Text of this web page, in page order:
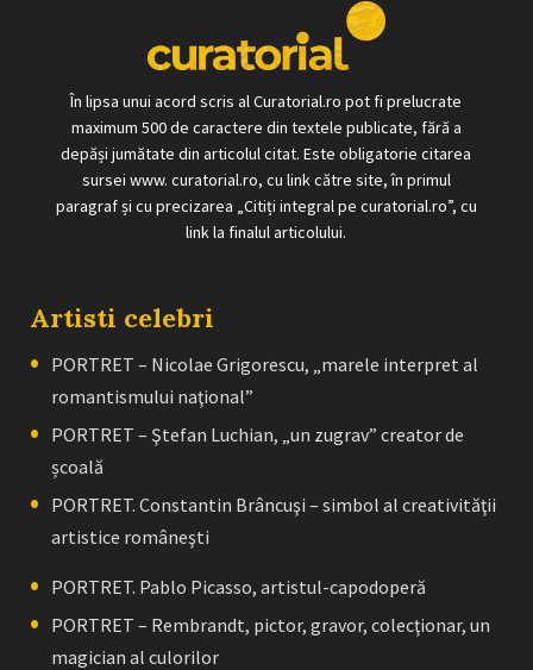
În lipsa unui acord scris al Curatorial.ro pot fi prelucrate
maximum 500 de caractere din textele publicate, fără a
depăși jumătate din articolul citat. Este obligatorie citarea
sursei www. curatorial.ro, cu link către site, în primul
paragraf și cu precizarea „Citiți integral pe curatorial.ro”, cu
link la finalul articolului.
Artisti celebri
PORTRET – Nicolae Grigorescu, „marele interpret al
romantismului naţional”
PORTRET – Ştefan Luchian, „un zugrav” creator de
școală
PORTRET. Constantin Brâncuşi – simbol al creativităţii
artistice româneşti
PORTRET. Pablo Picasso, artistul-capodoperă
PORTRET – Rembrandt, pictor, gravor, colecţionar, un
magician al culorilor